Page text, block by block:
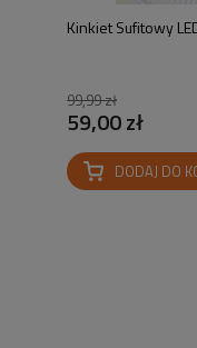
Kinkiet Sufitowy
99,99 zł
59,00 zł
DODAJ DO